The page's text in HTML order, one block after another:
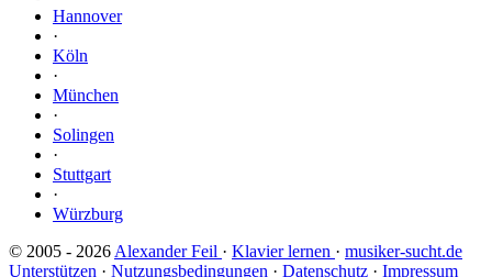
Hannover
·
Köln
·
München
·
Solingen
·
Stuttgart
·
Würzburg
© 2005 - 2026 Alexander Feil · Klavier lernen · musiker-sucht.de
Unterstützen · Nutzungsbedingungen · Datenschutz · Impressum